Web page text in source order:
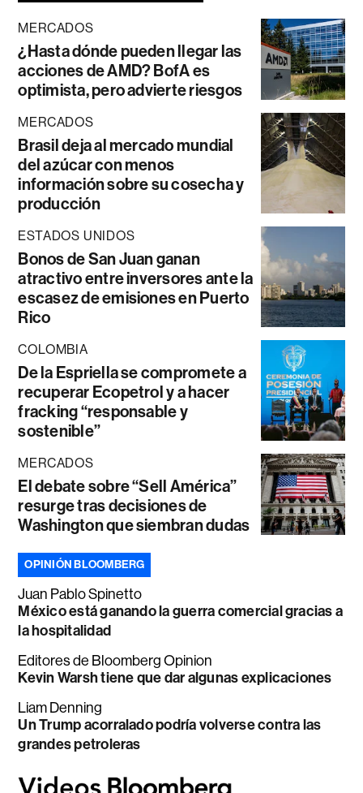
MERCADOS
¿Hasta dónde pueden llegar las
acciones de AMD? BofA es
optimista, pero advierte riesgos
MERCADOS
Brasil deja al mercado mundial
del azúcar con menos
información sobre su cosecha y
producción
ESTADOS UNIDOS
Bonos de San Juan ganan
atractivo entre inversores ante la
escasez de emisiones en Puerto
Rico
COLOMBIA
De la Espriella se compromete a
recuperar Ecopetrol y a hacer
fracking “responsable y
sostenible”
MERCADOS
El debate sobre “Sell América”
resurge tras decisiones de
Washington que siembran dudas
OPINIÓN BLOOMBERG
Juan Pablo Spinetto
México está ganando la guerra comercial gracias a
la hospitalidad
Editores de Bloomberg Opinion
Kevin Warsh tiene que dar algunas explicaciones
Liam Denning
Un Trump acorralado podría volverse contra las
grandes petroleras